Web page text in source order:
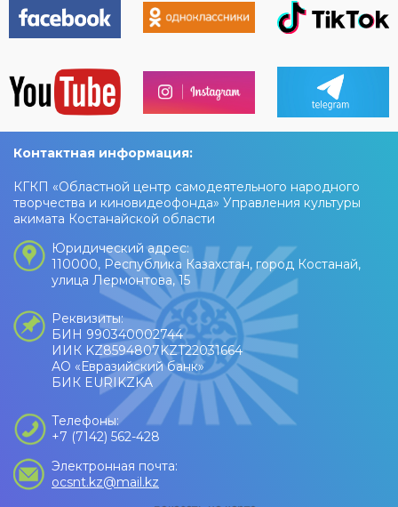
Контактная информация:
КГКП «Областной центр самодеятельного народного
творчества и киновидеофонда» Управления культуры
акимата Костанайской области
Юридический адрес:
110000, Республика Казахстан, город Костанай,
улица Лермонтова, 15
Реквизиты:
БИН 990340002744
ИИК KZ8594807KZT22031664
АО «Евразийский банк»
БИК EURIKZKA
Телефоны:
+7 (7142) 562-428
Электронная почта:
ocsnt.kz@mail.kz